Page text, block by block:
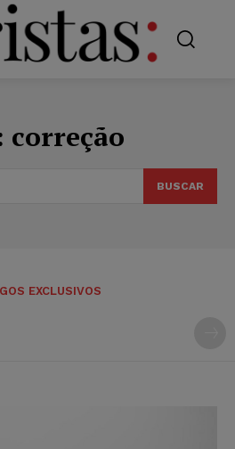
correção
BUSCAR
EXCLUSIVOS